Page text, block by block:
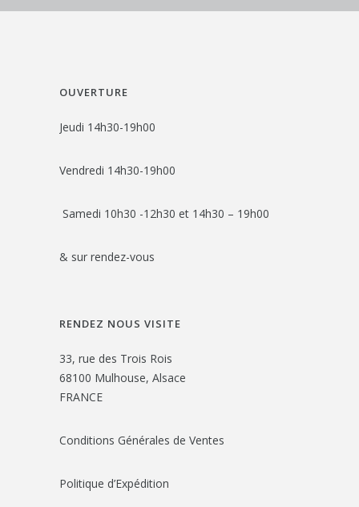
OUVERTURE
Jeudi 14h30-19h00
Vendredi 14h30-19h00
Samedi 10h30 -12h30 et 14h30 – 19h00
& sur rendez-vous
RENDEZ NOUS VISITE
33, rue des Trois Rois
68100 Mulhouse, Alsace
FRANCE
Conditions Générales de Ventes
Politique d’Expédition